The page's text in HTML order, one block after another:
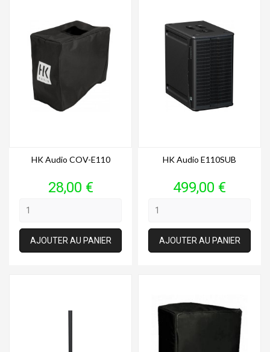
HK Audio COV-E110
Prix
28,00 €
AJOUTER AU PANIER
HK Audio E110SUB
Prix
499,00 €
AJOUTER AU PANIER